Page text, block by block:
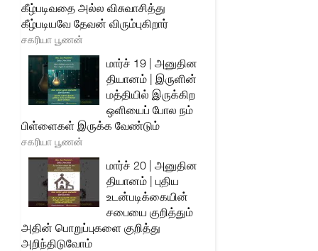
கீழ்படிவதை அல்ல விசுவாசித்து
கீழ்படியவே தேவன் விரும்புகிறார்
சகரியா பூணன்
மார்ச் 19 | அனுதின
தியானம் | இருளின்
மத்தியில் இருக்கிற
ஒளியைப் போல நம்
பிள்ளைகள் இருக்க வேண்டும்
சகரியா பூணன்
மார்ச் 20 | அனுதின
தியானம் | புதிய
உடன்படிக்கையின்
சபையை குறித்தும்
அதின் பொறுப்புகளை குறித்து
அறிந்திடுவோம்